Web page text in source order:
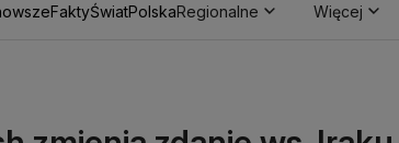
FaktyŚwiatPolskaRegionalne Więcej